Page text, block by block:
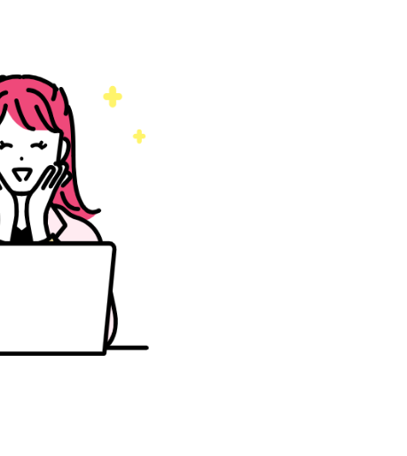
にご利用いただける
』の専門店です。